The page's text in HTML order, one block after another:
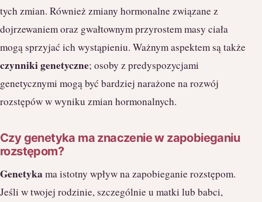
tych zmian. Również zmiany hormonalne związane z
dojrzewaniem oraz gwałtownym przyrostem masy ciała
mogą sprzyjać ich wystąpieniu. Ważnym aspektem są także
czynniki genetyczne; osoby z predyspozycjami
genetycznymi mogą być bardziej narażone na rozwój
rozstępów w wyniku zmian hormonalnych.
Czy genetyka ma znaczenie w zapobieganiu
rozstępom?
Genetyka ma istotny wpływ na zapobieganie rozstępom.
Jeśli w twojej rodzinie, szczególnie u matki lub babci,